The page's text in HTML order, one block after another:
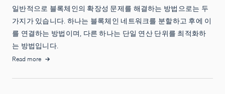
일반적으로 블록체인의 확장성 문제를 해결하는 방법으로는 두
가지가 있습니다. 하나는 블록체인 네트워크를 분할하고 후에 이
를 연결하는 방법이며, 다른 하나는 단일 연산 단위를 최적화하
는 방법입니다.
Read more